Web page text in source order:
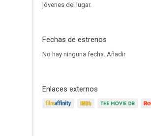
jóvenes del lugar.
Fechas de estrenos
No hay ninguna fecha. Añadir
Enlaces externos